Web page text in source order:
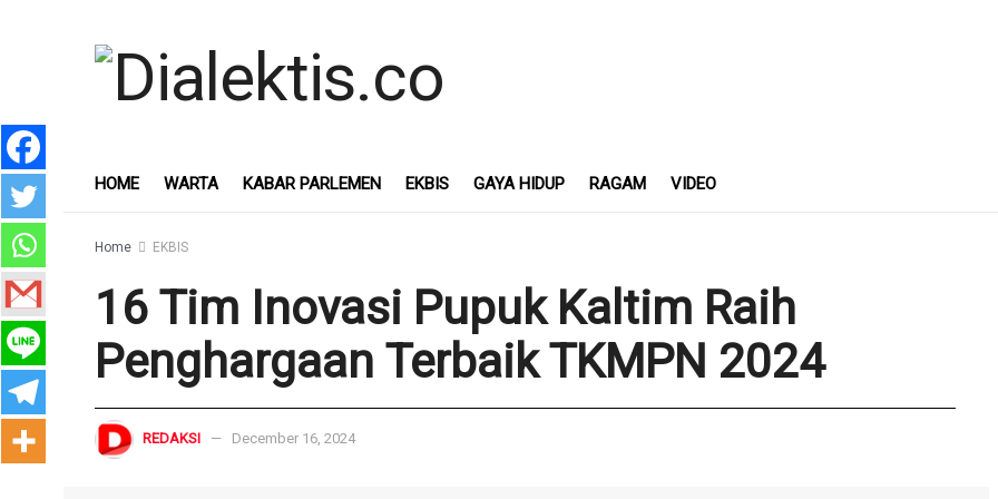
HOME WARTA KABAR PARLEMEN EKBIS GAYA HIDUP RAGAM VIDEO
Home EKBIS
16 Tim Inovasi Pupuk Kaltim Raih
Penghargaan Terbaik TKMPN 2024
REDAKSI December 16, 2024